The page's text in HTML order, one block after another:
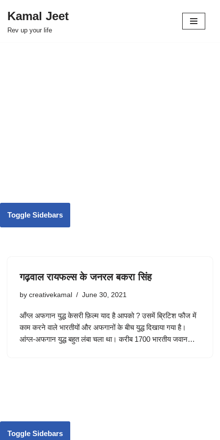
Skip
Kamal Jeet
Rev up your life
Toggle Sidebars
गढ़वाल रायफल्स के जनरल बकरा सिंह
by creativekamal June 30, 2021
आँग्ल अफगान युद्ध केसरी फ़िल्म याद है आपको ? उसमें ब्रिटिश फौज में
काम करने वाले भारतीयों और अफगानों के बीच युद्ध दिखाया गया है।
आंग्ल-अफगान युद्ध बहुत लंबा चला था। करीब 1700 भारतीय जवान…
Toggle Sidebars